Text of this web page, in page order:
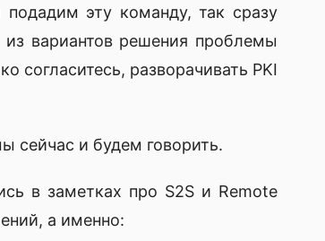
эту команду, так сразу
вариантов решения проблемы
согласитесь, разворачивать PKI
сейчас и будем говорить.
в заметках про S2S и Remote
а именно: